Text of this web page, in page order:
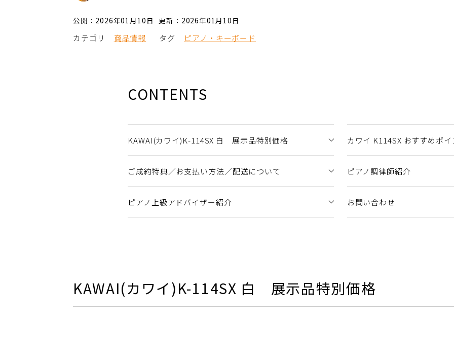
公開：2026年01月10日 更新：2026年01月10日
カテゴリ 商品情報 タグ ピアノ・キーボード
CONTENTS
KAWAI(カワイ)K-114SX 白 展示品特別価格 カワイ K114SX おすすめポ
ご成約特典／お支払い方法／配送について ピアノ調律師紹介
ピアノ上級アドバイザー紹介 お問い合わせ
KAWAI(カワイ)K-114SX 白 展示品特別価格